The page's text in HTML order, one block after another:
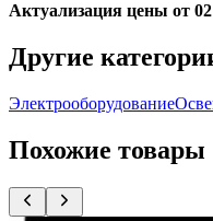
Актуализация цены от 02
Другие
Электрооборудование
Похожие товары